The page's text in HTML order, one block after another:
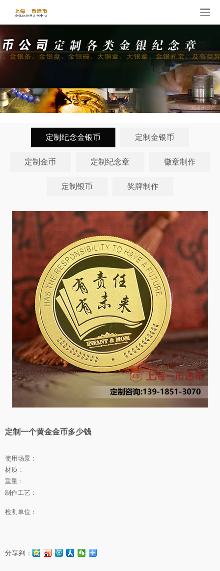
定制纪念金银币 定制金银币
定制金币 定制纪念章 徽章制作
定制银币 奖牌制作
定制一个黄金金币多少钱
使用场景：
材质：
重量：
制作工艺：
检测单位：
分享到：